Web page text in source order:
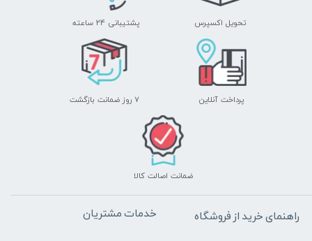
تحویل اکسپرس پشتیبانی ۲۴ ساعته
پرداخت آنلاین ۷ روز ضمانت بازگشت
ضمانت اصالت کالا
راهنمای خرید از فروشگاه خدمات مشتریان